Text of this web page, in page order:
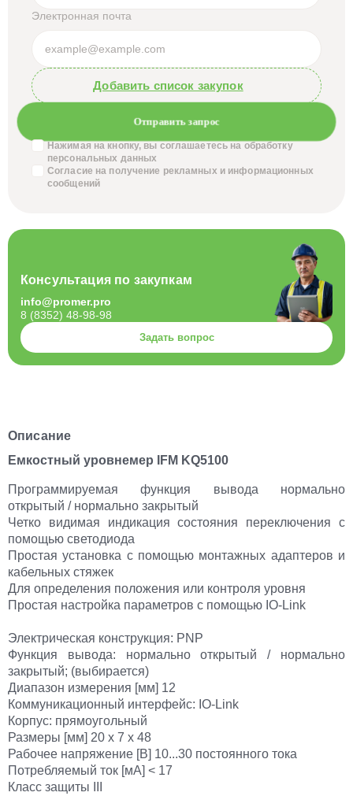
Описание
Емкостный уровнемер IFM KQ5100
Программируемая функция вывода нормально
открытый / нормально закрытый
Четко видимая индикация состояния переключения с
помощью светодиода
Простая установка с помощью монтажных адаптеров и
кабельных стяжек
Для определения положения или контроля уровня
Простая настройка параметров с помощью IO-Link
Электрическая конструкция: PNP
Функция вывода: нормально открытый / нормально
закрытый; (выбирается)
Диапазон измерения [мм] 12
Коммуникационный интерфейс: IO-Link
Корпус: прямоугольный
Размеры [мм] 20 x 7 x 48
Рабочее напряжение [В] 10...30 постоянного тока
Потребляемый ток [мА] < 17
Класс защиты III
Электронная почта
Добавить список закупок
Отправить запрос
Нажимая на кнопку, вы соглашаетесь на обработку
персональных данных
Согласие на получение рекламных и информационных
сообщений
Консультация по закупкам
info@promer.pro
8 (8352) 48-98-98
Задать вопрос